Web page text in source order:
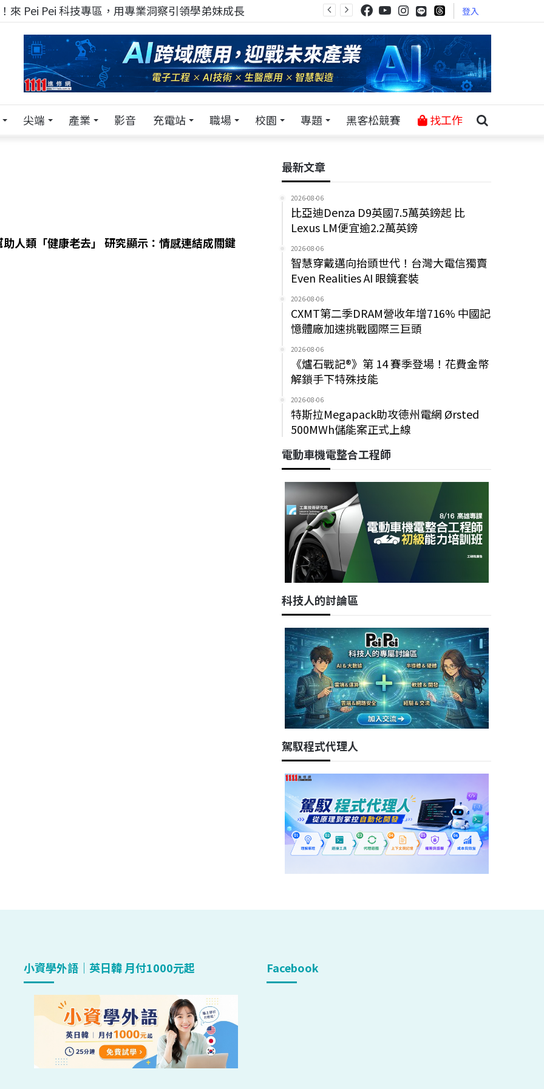
來 Pei Pei 科技專區，用專業洞察引領學弟妹成長 登入
尖端 產業 影音 充電站 職場 校園 專題 黑客松競賽 找工作
人類「健康老去」 研究顯示：情感連結成關鍵
最新文章
2026-08-06
比亞迪Denza D9英國7.5萬英鎊起 比
Lexus LM便宜逾2.2萬英鎊
2026-08-06
智慧穿戴邁向抬頭世代！台灣大電信獨賣
Even Realities AI 眼鏡套裝
2026-08-06
CXMT第二季DRAM營收年增716% 中國記
憶體廠加速挑戰國際三巨頭
2026-08-06
《爐石戰記®》第 14 賽季登場！花費金幣
解鎖手下特殊技能
2026-08-06
特斯拉Megapack助攻德州電網 Ørsted
500MWh儲能案正式上線
電動車機電整合工程師
科技人的討論區
駕馭程式代理人
小資學外語｜英日韓 月付1000元起 Facebook